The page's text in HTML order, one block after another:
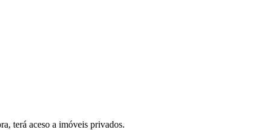
terá aceso a imóveis privados.